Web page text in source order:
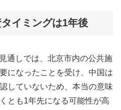
イミングは1年後
通しでは、北京市内の公共施
になったことを受け、中国は
していないため、本当の意味
とも1年先になる可能性が高